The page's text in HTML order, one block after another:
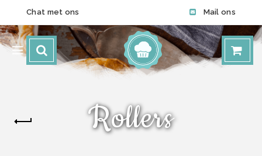
Chat met ons Mail ons
Rollers